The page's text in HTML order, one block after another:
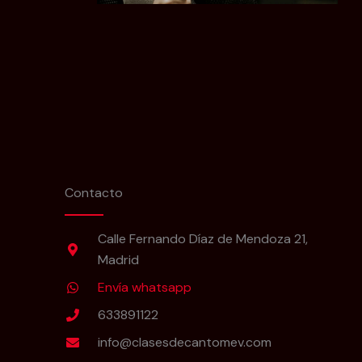
Contacto
Calle Fernando Díaz de Mendoza 21,
Madrid
Envía whatsapp
633891122
info@clasesdecantomev.com